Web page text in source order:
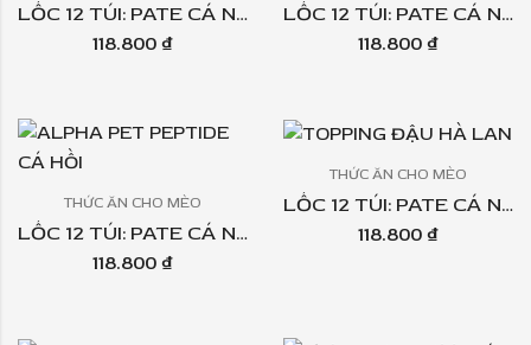
LỐC 12 TÚI: PATE CÁ NGỪ PEPTIDE ALPHA PET – TOPPING THANH CUA TÚI 60GR
118.800 ₫
LỐC 12 TÚI: PATE CÁ NGỪ PEPTIDE ALPHA PET – TOPPING TÔM TÚI 60GR
118.800 ₫
THỨC ĂN CHO MÈO
LỐC 12 TÚI: PATE CÁ NGỪ PEPTIDE ALPHA PET 60GR – TOPPING CÁ HỒI
118.800 ₫
THỨC ĂN CHO MÈO
LỐC 12 TÚI: PATE CÁ NGỪ PEPTIDE ALPHA PET 60GR – TOPPING ĐẬU HÀ LAN
118.800 ₫